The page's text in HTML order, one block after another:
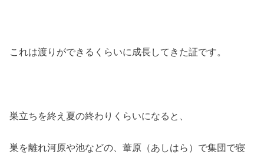
これは渡りができるくらいに成長してきた証です。
巣立ちを終え夏の終わりくらいになると、
巣を離れ河原や池などの、葦原（あしはら）で集団で寝